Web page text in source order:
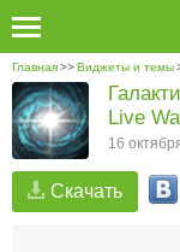
Главная>>Виджеты и темы
Скачать
Live
16